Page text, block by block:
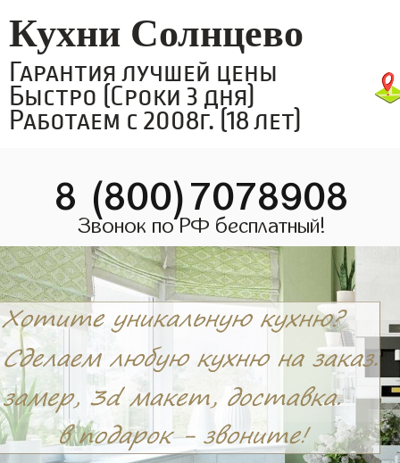
Кухни Солнцево
Гарантия лучшей цены
Быстро (Сроки 3 дня)
Работаем с 2008г. (18 лет)
8 (800)7078908
Звонок по РФ бесплатный!